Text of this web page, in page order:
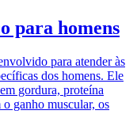
para homens
para atender às
dos homens. Ele
gordura, proteína
ganho muscular, os